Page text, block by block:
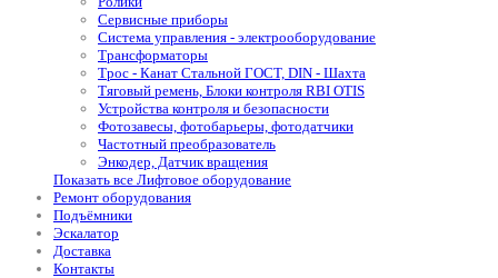
Сервисные приборы
Система управления - электрооборудование
Трансформаторы
Трос - Канат Стальной ГОСТ, DIN - Шахта
Тяговый ремень, Блоки контроля RBI OTIS
Устройства контроля и безопасности
Фотозавесы, фотобарьеры, фотодатчики
Частотный преобразователь
Энкодер, Датчик вращения
Показать все Лифтовое оборудование
Ремонт оборудования
Подъёмники
Эскалатор
Доставка
Контакты